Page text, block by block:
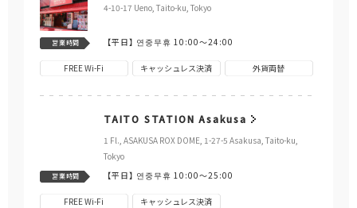
4-10-17 Ueno, Taito-ku, Tokyo
営業時間 【平日】 연중무휴 10:00～24:00
FREE Wi-Fi キャッシュレス決済 外貨両替
TAITO STATION Asakusa
1 Fl., ASAKUSA ROX DOME, 1-27-5 Asakusa, Taito-ku,
Tokyo
営業時間 【平日】 연중무휴 10:00～25:00
FREE Wi-Fi キャッシュレス決済